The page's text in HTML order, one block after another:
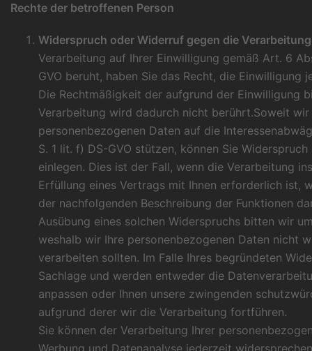
Rechte der betroffenen Person
Widerspruch oder Widerruf gegen die
Verarbeitung auf Ihrer Einwilligung gemäß Art. 6
GVO beruht, haben Sie das Recht, die Einwilligung
Die Rechtmäßigkeit der aufgrund der Einwilligung
Verarbeitung wird dadurch nicht berührt.Soweit
personenbezogenen Daten auf die
S. 1 lit. f) DS-GVO stützen, können Sie
einlegen. Dies ist der Fall, wenn die Verarbeitung
Erfüllung eines Vertrags mit Ihnen erforderlich ist,
der nachfolgenden Beschreibung der Funktionen
Ausübung eines solchen Widerspruchs bitten wir
weshalb wir Ihre personenbezogenen Daten nicht
verarbeiten sollten. Im Falle Ihres begründeten
Sachlage und werden entweder die
anpassen oder Ihnen unsere zwingenden
aufgrund derer wir die Verarbeitung fortführen.
Sie können der Verarbeitung Ihrer
Werbung und Datenanalyse jederzeit